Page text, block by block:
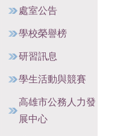
處室公告
學校榮譽榜
研習訊息
學生活動與競賽
高雄市公務人力發
展中心